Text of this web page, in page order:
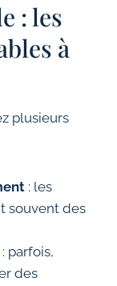
: les
à
plusieurs
: les
souvent des
: parfois,
des